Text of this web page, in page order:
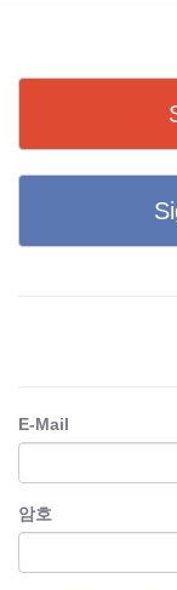
E-Mail
암호